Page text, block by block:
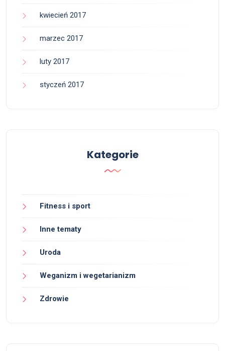
kwiecień 2017
marzec 2017
luty 2017
styczeń 2017
Kategorie
Fitness i sport
Inne tematy
Uroda
Weganizm i wegetarianizm
Zdrowie